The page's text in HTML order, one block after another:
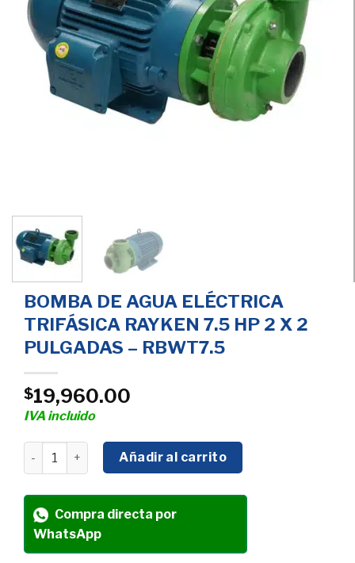
BOMBA DE AGUA ELÉCTRICA
TRIFÁSICA RAYKEN 7.5 HP 2 X 2
PULGADAS – RBWT7.5
$19,960.00
IVA incluido
BOMBA DE AGUA ELÉCTRICA TRIFÁSICA RAYKEN 7.5
Añadir al carrito
Compra directa por
WhatsApp